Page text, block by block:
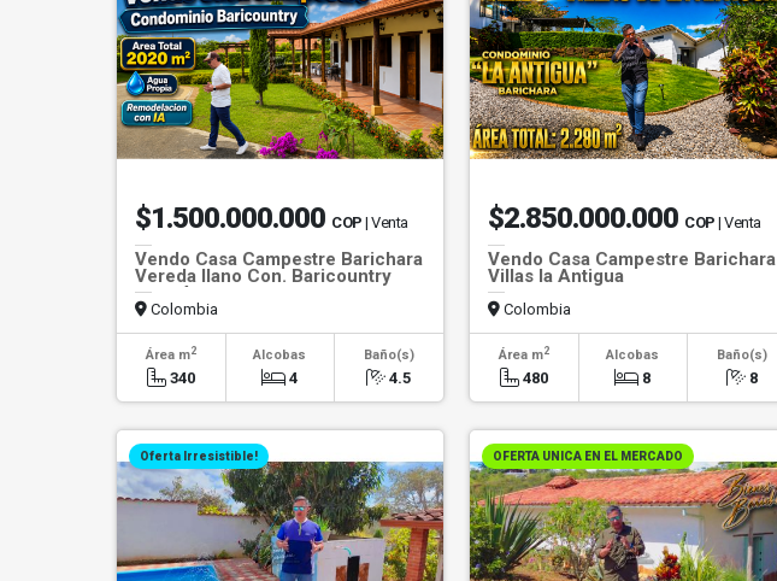
$1.500.000.000 COP | Venta
Vendo Casa Campestre Barichara
Vereda llano Con. Baricountry
casa 4
Colombia
Área m2
340
Alcobas
4
Baño(s)
4.5
$2.850.000.000 COP | Venta
Vendo Casa Campestre Barichara
Villas la Antigua
Colombia
Área m2
480
Alcobas
8
Baño(s)
8
Oferta Irresistible! OFERTA UNICA EN EL MERCADO